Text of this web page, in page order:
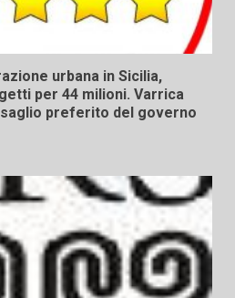
urbana in Sicilia,
per 44 milioni. Varrica
preferito del governo